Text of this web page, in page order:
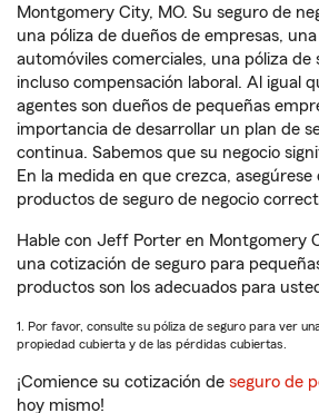
Montgomery City, MO. Su seguro de
una póliza de dueños de empresas,
automóviles comerciales, una póliza de
incluso compensación laboral. Al igual
agentes son dueños de pequeñas
importancia de desarrollar un plan de
continua. Sabemos que su negocio
En la medida en que crezca, asegúrese
productos de seguro de negocio
Hable con Jeff Porter en Montgomery
una cotización de seguro para
productos son los adecuados para
1. Por favor, consulte su póliza de seguro para ver
propiedad cubierta y de las pérdidas cubiertas.
¡Comience su cotización de seguro de
hoy mismo!